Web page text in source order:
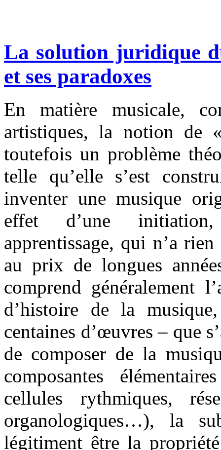
La solution juridique
et ses paradoxes
En matière musicale,
artistiques, la notion de
toutefois un problème
telle qu’elle s’est
inventer une musique
effet d’une
apprentissage, qui n’a
au prix de longues
comprend généralement
d’histoire de la
centaines d’œuvres – que
de composer de la
composantes
cellules rythmiques,
organologiques…), la
légitiment être la